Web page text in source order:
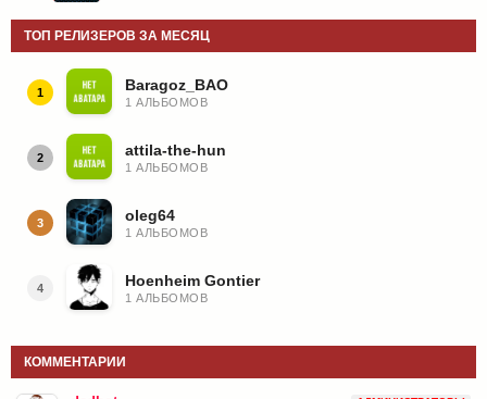
ТОП РЕЛИЗЕРОВ ЗА МЕСЯЦ
1 Baragoz_BAO
1 АЛЬБОМОВ
2 attila-the-hun
1 АЛЬБОМОВ
3 oleg64
1 АЛЬБОМОВ
4 Hoenheim Gontier
1 АЛЬБОМОВ
КОММЕНТАРИИ